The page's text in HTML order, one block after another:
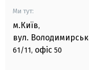
Ми тут:
м.Київ,
вул.
61/11, офіс 50